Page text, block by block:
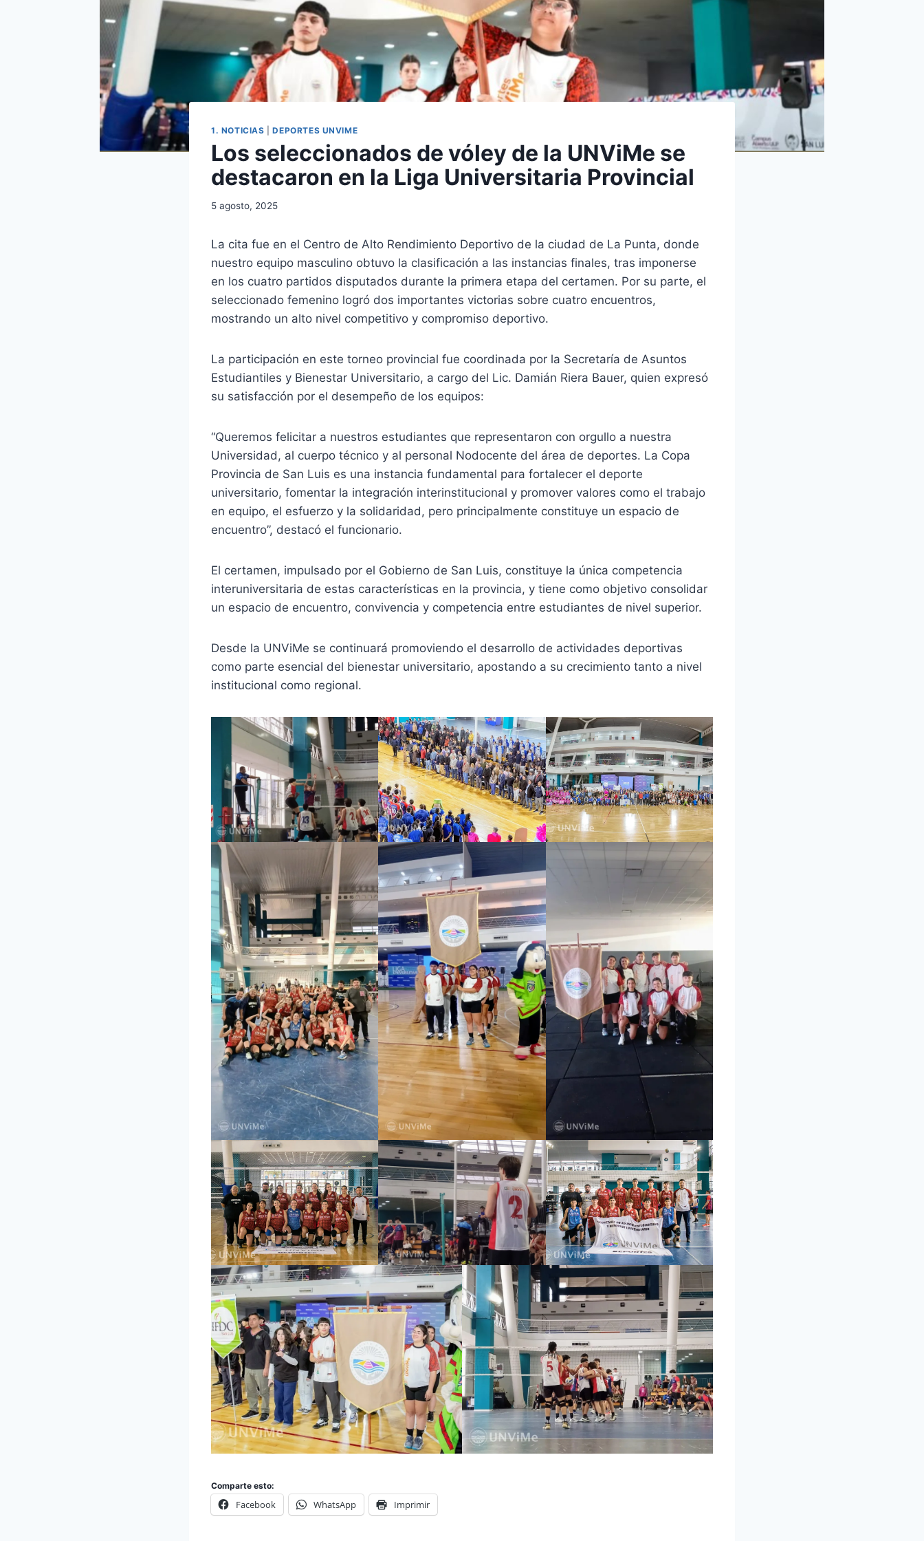
1. NOTICIAS |DEPORTES UNVIME
Los seleccionados de vóley de la UNViMe se
destacaron en la Liga Universitaria Provincial
5 agosto, 2025
La cita fue en el Centro de Alto Rendimiento Deportivo de la ciudad de La Punta, donde
nuestro equipo masculino obtuvo la clasificación a las instancias finales, tras imponerse
en los cuatro partidos disputados durante la primera etapa del certamen. Por su parte, el
seleccionado femenino logró dos importantes victorias sobre cuatro encuentros,
mostrando un alto nivel competitivo y compromiso deportivo.
La participación en este torneo provincial fue coordinada por la Secretaría de Asuntos
Estudiantiles y Bienestar Universitario, a cargo del Lic. Damián Riera Bauer, quien expresó
su satisfacción por el desempeño de los equipos:
“Queremos felicitar a nuestros estudiantes que representaron con orgullo a nuestra
Universidad, al cuerpo técnico y al personal Nodocente del área de deportes. La Copa
Provincia de San Luis es una instancia fundamental para fortalecer el deporte
universitario, fomentar la integración interinstitucional y promover valores como el trabajo
en equipo, el esfuerzo y la solidaridad, pero principalmente constituye un espacio de
encuentro”, destacó el funcionario.
El certamen, impulsado por el Gobierno de San Luis, constituye la única competencia
interuniversitaria de estas características en la provincia, y tiene como objetivo consolidar
un espacio de encuentro, convivencia y competencia entre estudiantes de nivel superior.
Desde la UNViMe se continuará promoviendo el desarrollo de actividades deportivas
como parte esencial del bienestar universitario, apostando a su crecimiento tanto a nivel
institucional como regional.
Comparte esto:
Facebook WhatsApp Imprimir